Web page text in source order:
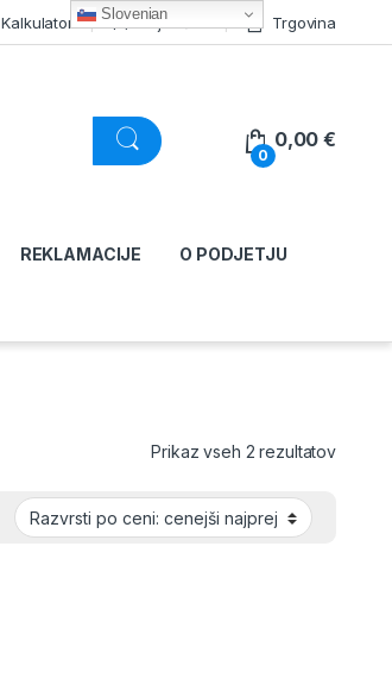
Kalkulator Moj račun Trgovina
0
0,00€
REKLAMACIJE O PODJETJU
Prikaz vseh 2 rezultatov
Slovenian